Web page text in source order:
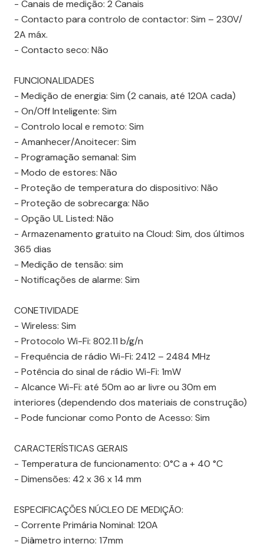
- Canais de medição: 2 Canais
- Contacto para controlo de contactor: Sim – 230V/
2A máx.
- Contacto seco: Não
FUNCIONALIDADES
- Medição de energia: Sim (2 canais, até 120A cada)
- On/Off Inteligente: Sim
- Controlo local e remoto: Sim
- Amanhecer/Anoitecer: Sim
- Programação semanal: Sim
- Modo de estores: Não
- Proteção de temperatura do dispositivo: Não
- Proteção de sobrecarga: Não
- Opção UL Listed: Não
- Armazenamento gratuito na Cloud: Sim, dos últimos
365 dias
- Medição de tensão: sim
- Notificações de alarme: Sim
CONETIVIDADE
- Wireless: Sim
- Protocolo Wi-Fi: 802.11 b/g/n
- Frequência de rádio Wi-Fi: 2412 – 2484 MHz
- Potência do sinal de rádio Wi-Fi: 1mW
- Alcance Wi-Fi: até 50m ao ar livre ou 30m em
interiores (dependendo dos materiais de construção)
- Pode funcionar como Ponto de Acesso: Sim
CARACTERÍSTICAS GERAIS
- Temperatura de funcionamento: 0°C a + 40 °C
- Dimensões: 42 x 36 x 14 mm
ESPECIFICAÇÕES NÚCLEO DE MEDIÇÃO:
- Corrente Primária Nominal: 120A
- Diâmetro interno: 17mm